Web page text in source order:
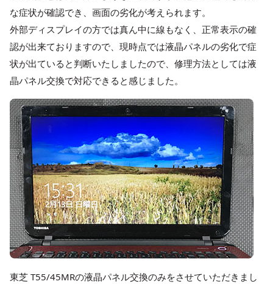
な症状が確認でき、画面の劣化が考えられます。
外部ディスプレイの方では真ん中に線もなく、正常表示の確
認が出来ておりますので、現時点では液晶パネルの劣化で症
状が出ていると判断いたしましたので、修理方法としては液
晶パネル交換で対応できると感じました。
東芝 T55/45MRの液晶パネル交換のみをさせていただきまし